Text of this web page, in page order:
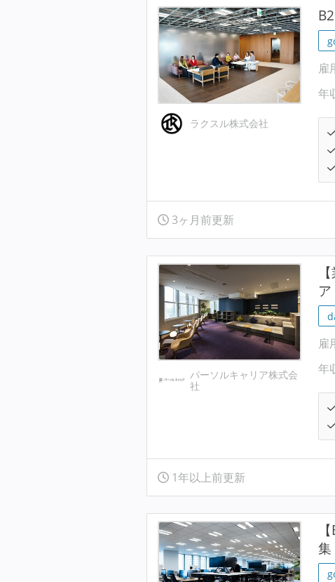
ラクスル株式会社
雇
年
3ヶ月前更新
パーソルキャリア株式会
社
ア
雇
年
1年以上前更新
集